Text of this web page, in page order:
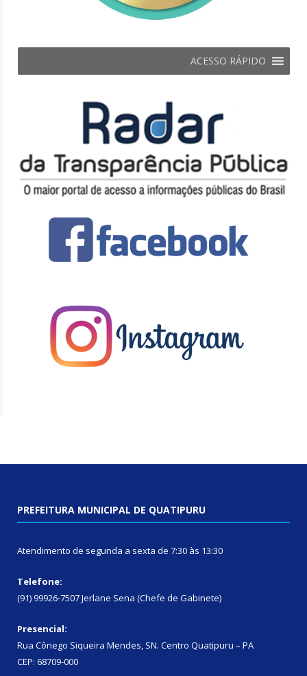
ACESSO RÁPIDO
PREFEITURA MUNICIPAL DE QUATIPURU
Atendimento de segunda a sexta de 7:30 às 13:30
Telefone:
(91) 99926-7507 Jerlane Sena (Chefe de Gabinete)
Presencial:
Rua Cônego Siqueira Mendes, SN. Centro Quatipuru – PA
CEP: 68709-000